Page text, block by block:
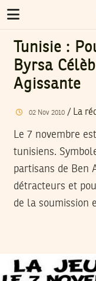
Tunisie :
Byrsa
Agissante
02 Nov 2010/ La
Le 7 novembre
tunisiens.
partisans de Ben
détracteurs et
de la soumission